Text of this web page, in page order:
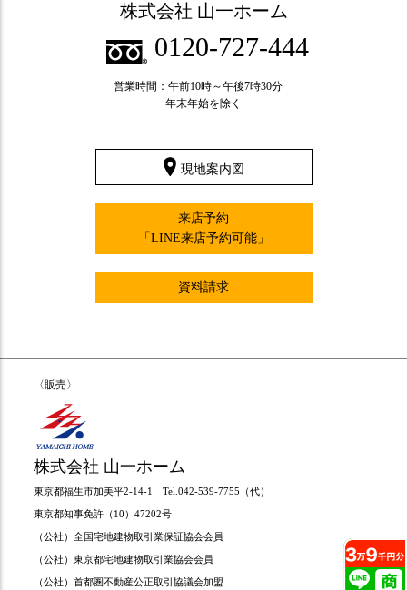
株式会社 山一ホーム
0120-727-444
営業時間：午前10時～午後7時30分
年末年始を除く
現地案内図
来店予約
「LINE来店予約可能」
資料請求
〈販売〉
株式会社 山一ホーム
東京都福生市加美平2-14-1 Tel.042-539-7755（代）
東京都知事免許（10）47202号
（公社）全国宅地建物取引業保証協会会員
（公社）東京都宅地建物取引業協会会員
（公社）首都圏不動産公正取引協議会加盟